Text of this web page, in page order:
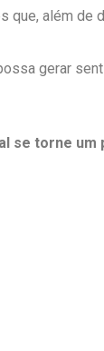
que, além de
gerar
se torne um